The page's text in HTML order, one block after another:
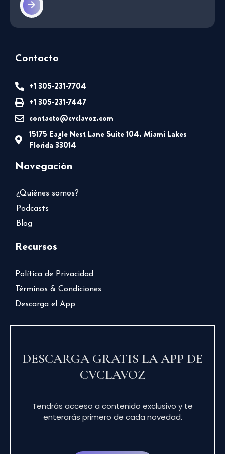
Contacto
+1 305-231-7704
+1 305-231-7447
contacto@cvclavoz.com
15175 Eagle Nest Lane Suite 104. Miami Lakes
Florida 33014
Navegación
¿Quiénes somos?
Podcasts
Blog
Recursos
Política de Privacidad
Términos & Condiciones
Descarga el App
DESCARGA GRATIS LA APP DE
CVCLAVOZ
Tendrás acceso a contenido exclusivo y te
enterarás primero de cada novedad.